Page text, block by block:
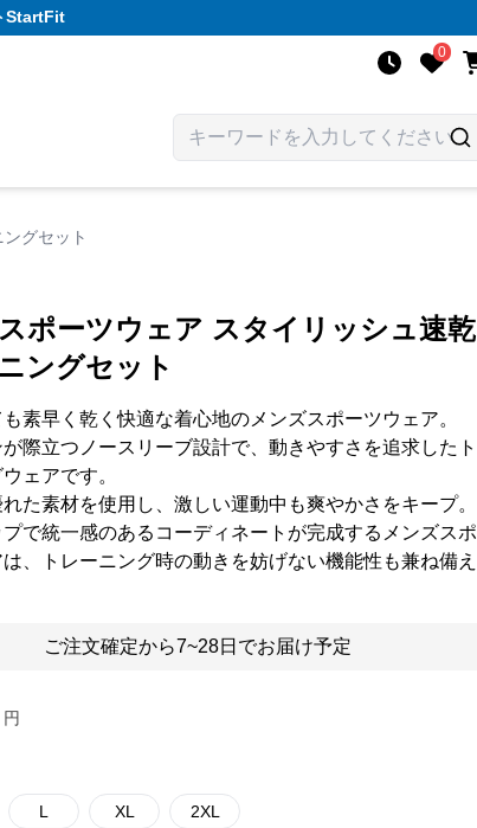
StartFit
0
グセット
ポーツウェア スタイリッシュ速乾
ングセット
素早く乾く快適な着心地のメンズスポーツウェア。
際立つノースリーブ設計で、動きやすさを追求したト
ェアです。
た素材を使用し、激しい運動中も爽やかさをキープ。
で統一感のあるコーディネートが完成するメンズスポ
、トレーニング時の動きを妨げない機能性も兼ね備え
ご注文確定から7~28日でお届け予定
円
L XL 2XL